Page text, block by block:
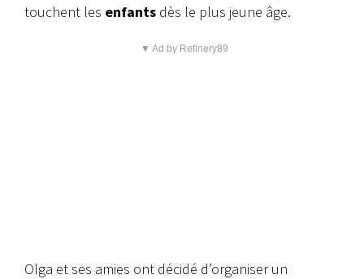
touchent les enfants dès le plus jeune âge.
▼ Ad by Refinery89
Olga et ses amies ont décidé d’organiser un